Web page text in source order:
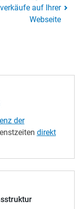
auf Ihrer
Webseite
der
direkt
Formularfür